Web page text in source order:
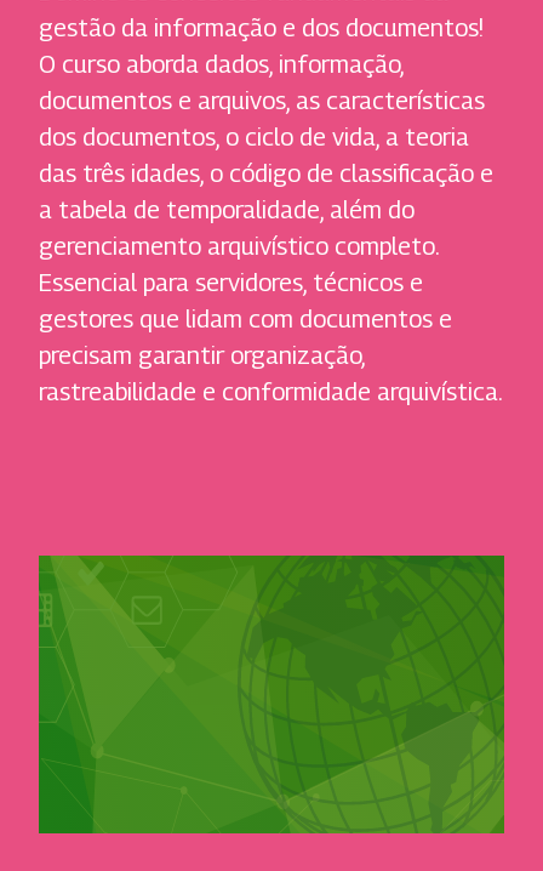
gestão da informação e dos documentos!
O curso aborda dados, informação,
documentos e arquivos, as características
dos documentos, o ciclo de vida, a teoria
das três idades, o código de classificação e
a tabela de temporalidade, além do
gerenciamento arquivístico completo.
Essencial para servidores, técnicos e
gestores que lidam com documentos e
precisam garantir organização,
rastreabilidade e conformidade arquivística.